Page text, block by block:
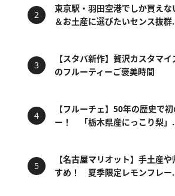
東京駅・羽田空港でしか買え
＆お土産に選びたいセンス抜群
【スタバ新作】贅沢カスタマ
のフルーティーご褒美時間
【フルーチェ】50年の歴史で
ー！ 「栃木県産にっこり梨」
【名古屋マリオット】手土産
すめ！ 夏季限定レモンフレー